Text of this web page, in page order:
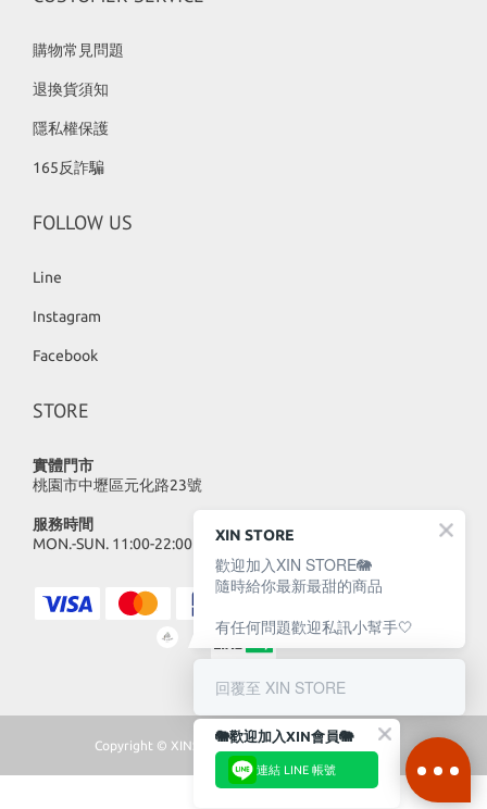
購物常見問題
退換貨須知
隱私權保護
165反詐騙
FOLLOW US
Line
Instagram
Facebook
STORE
實體門市
桃園市中壢區元化路23號
服務時間
MON.-SUN. 11:00-22:00
Copyright © XINSTORE 2023 | All Rights Reserved
XIN STORE
歡迎加入XIN STORE🐘
隨時給你最新最甜的商品
有任何問題歡迎私訊小幫手🤍
回覆至 XIN STORE
🐘歡迎加入XIN會員🐘
連結 LINE 帳號